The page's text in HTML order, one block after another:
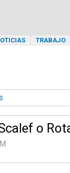
TRABAJO
o